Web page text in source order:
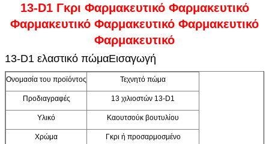
13-D1 Γκρι Φαρμακευτικό Φαρμακευτικό
Φαρμακευτικό Φαρμακευτικό Φαρμακευτικό
Φαρμακευτικό
13-D1 ελαστικό πώμαΕισαγωγή
Ονομασία του προϊόντος Τεχνητό πώμα
Προδιαγραφές 13 χιλιοστών 13-D1
Υλικό Καουτσούκ βουτυλίου
Χρώμα Γκρι ή προσαρμοσμένο